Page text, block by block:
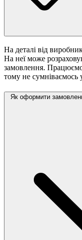
На деталі від
На неї може
замовлення.
тому не сумніваємось
Як оформити